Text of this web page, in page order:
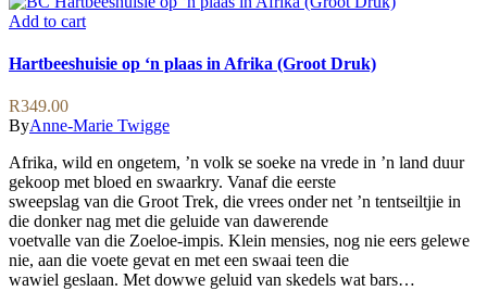
The
options
be
chosen
on
the
product
page
Add to cart
Hartbeeshuisie op ‘n plaas in Afrika (Groot Druk)
R349.00
ByAnne-Marie Twigge
Afrika, wild en ongetem, ’n volk se soeke na vrede in ’n land duur
gekoop met bloed en swaarkry. Vanaf die eerste
sweepslag van die Groot Trek, die vrees onder net ’n tentseiltjie in
die donker nag met die geluide van dawerende
voetvalle van die Zoeloe-impis. Klein mensies, nog nie eers gelewe
nie, aan die voete gevat en met een swaai teen die
wawiel geslaan. Met dowwe geluid van skedels wat bars…